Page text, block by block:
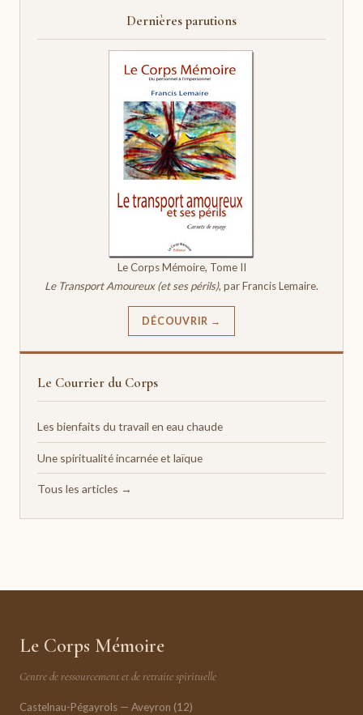
Dernières parutions
Le Corps Mémoire, Tome II
Le Transport Amoureux (et ses périls), par Francis Lemaire.
DÉCOUVRIR →
Le Courrier du Corps
Les bienfaits du travail en eau chaude
Une spiritualité incarnée et laïque
Tous les articles →
Le Corps Mémoire
Centre de ressourcement et de retraite spirituelle
Castelnau-Pégayrols — Aveyron (12)